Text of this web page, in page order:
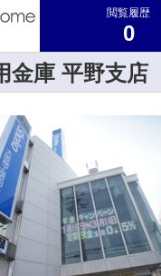
閲覧履歴
0
金庫 平野支店